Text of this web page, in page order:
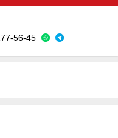
56-45